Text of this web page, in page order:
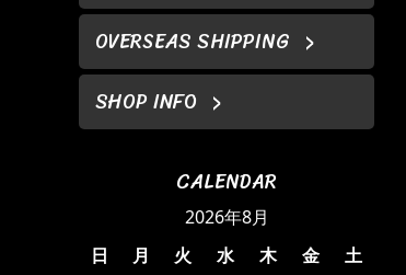
OVERSEAS SHIPPING
SHOP INFO
CALENDAR
2026年8月
日
月 火 水 木 金 土